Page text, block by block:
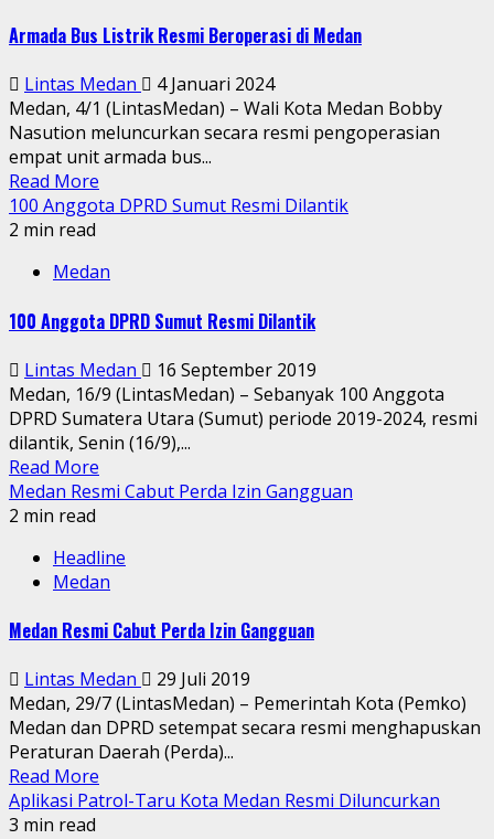
Armada Bus Listrik Resmi Beroperasi di Medan
Lintas Medan
4 Januari 2024
Medan, 4/1 (LintasMedan) – Wali Kota Medan Bobby
Nasution meluncurkan secara resmi pengoperasian
empat unit armada bus...
Read More
100 Anggota DPRD Sumut Resmi Dilantik
2 min read
Medan
100 Anggota DPRD Sumut Resmi Dilantik
Lintas Medan
16 September 2019
Medan, 16/9 (LintasMedan) – Sebanyak 100 Anggota
DPRD Sumatera Utara (Sumut) periode 2019-2024, resmi
dilantik, Senin (16/9),...
Read More
Medan Resmi Cabut Perda Izin Gangguan
2 min read
Headline
Medan
Medan Resmi Cabut Perda Izin Gangguan
Lintas Medan
29 Juli 2019
Medan, 29/7 (LintasMedan) – Pemerintah Kota (Pemko)
Medan dan DPRD setempat secara resmi menghapuskan
Peraturan Daerah (Perda)...
Read More
Aplikasi Patrol-Taru Kota Medan Resmi Diluncurkan
3 min read